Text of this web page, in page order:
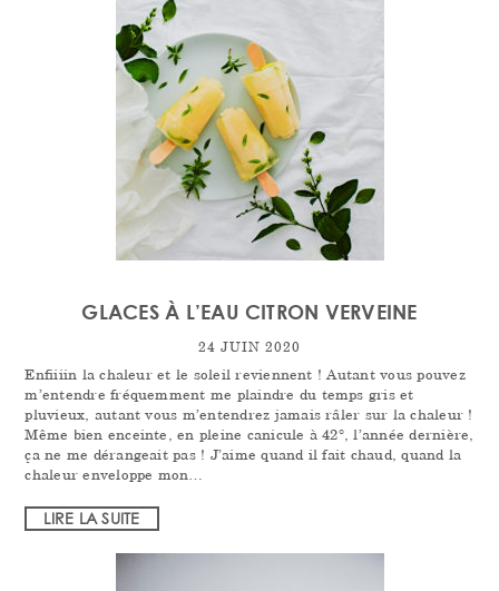
GLACES À L’EAU CITRON VERVEINE
24 JUIN 2020
Enfiiiin la chaleur et le soleil reviennent ! Autant vous pouvez
m’entendre fréquemment me plaindre du temps gris et
pluvieux, autant vous m’entendrez jamais râler sur la chaleur !
Même bien enceinte, en pleine canicule à 42°, l’année dernière,
ça ne me dérangeait pas ! J’aime quand il fait chaud, quand la
chaleur enveloppe mon…
LIRE LA SUITE